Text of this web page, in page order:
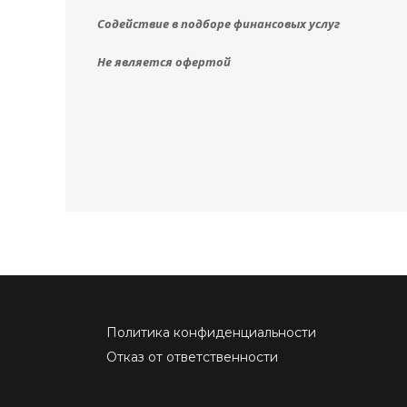
Содействие в подборе финансовых услуг
Не является офертой
Политика конфиденциальности
Отказ от ответственности